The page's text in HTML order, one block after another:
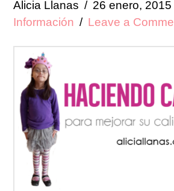
Alicia Llanas
26 enero, 2015
Información
Leave a